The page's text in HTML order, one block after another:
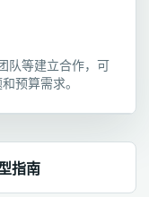
队等建立合作，可
预算需求。
指南